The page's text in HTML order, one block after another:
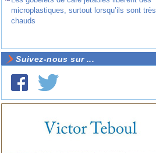
microplastiques, surtout lorsqu’ils sont très
chauds
Suivez-nous sur ...